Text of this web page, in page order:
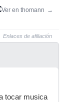
Ver en thomann →
Enlaces de afiliación
tocar musica